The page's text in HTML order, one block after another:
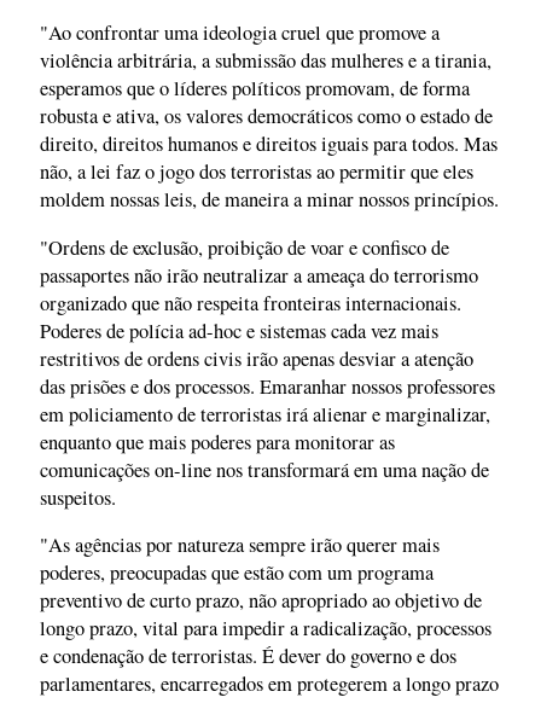
"Ao confrontar uma ideologia cruel que promove a
violência arbitrária, a submissão das mulheres e a tirania,
esperamos que o líderes políticos promovam, de forma
robusta e ativa, os valores democráticos como o estado de
direito, direitos humanos e direitos iguais para todos. Mas
não, a lei faz o jogo dos terroristas ao permitir que eles
moldem nossas leis, de maneira a minar nossos princípios.
"Ordens de exclusão, proibição de voar e confisco de
passaportes não irão neutralizar a ameaça do terrorismo
organizado que não respeita fronteiras internacionais.
Poderes de polícia ad-hoc e sistemas cada vez mais
restritivos de ordens civis irão apenas desviar a atenção
das prisões e dos processos. Emaranhar nossos professores
em policiamento de terroristas irá alienar e marginalizar,
enquanto que mais poderes para monitorar as
comunicações on-line nos transformará em uma nação de
suspeitos.
"As agências por natureza sempre irão querer mais
poderes, preocupadas que estão com um programa
preventivo de curto prazo, não apropriado ao objetivo de
longo prazo, vital para impedir a radicalização, processos
e condenação de terroristas. É dever do governo e dos
parlamentares, encarregados em protegerem a longo prazo